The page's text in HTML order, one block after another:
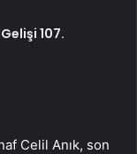
107.
Celil Anık, son